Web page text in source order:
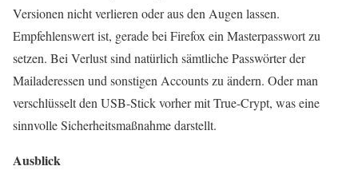
Versionen nicht verlieren oder aus den Augen lassen.
Empfehlenswert ist, gerade bei Firefox ein Masterpasswort zu
setzen. Bei Verlust sind natürlich sämtliche Passwörter der
Mailaderessen und sonstigen Accounts zu ändern. Oder man
verschlüsselt den USB-Stick vorher mit True-Crypt, was eine
sinnvolle Sicherheitsmaßnahme darstellt.
Ausblick